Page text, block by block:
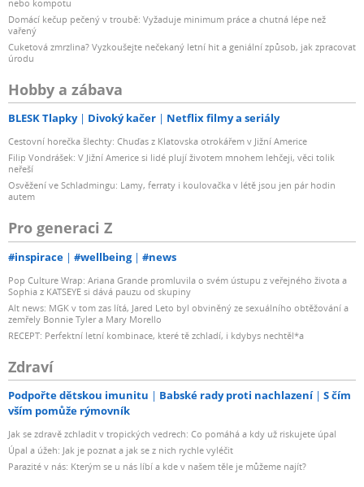
nebo kompotu
Domácí kečup pečený v troubě: Vyžaduje minimum práce a chutná lépe než
vařený
Cuketová zmrzlina? Vyzkoušejte nečekaný letní hit a geniální způsob, jak zpracovat
úrodu
Hobby a zábava
BLESK Tlapky Divoký kačer Netflix filmy a seriály
Cestovní horečka šlechty: Chuďas z Klatovska otrokářem v Jižní Americe
Filip Vondrášek: V Jižní Americe si lidé plují životem mnohem lehčeji, věci tolik
neřeší
Osvěžení ve Schladmingu: Lamy, ferraty i koulovačka v létě jsou jen pár hodin
autem
Pro generaci Z
#inspirace #wellbeing #news
Pop Culture Wrap: Ariana Grande promluvila o svém ústupu z veřejného života a
Sophia z KATSEYE si dává pauzu od skupiny
Alt news: MGK v tom zas lítá, Jared Leto byl obviněný ze sexuálního obtěžování a
zemřely Bonnie Tyler a Mary Morello
RECEPT: Perfektní letní kombinace, které tě zchladí, i kdybys nechtěl*a
Zdraví
Podpořte dětskou imunitu Babské rady proti nachlazení
S čím
vším pomůže rýmovník
Jak se zdravě zchladit v tropických vedrech: Co pomáhá a kdy už riskujete úpal
Úpal a úžeh: Jak je poznat a jak se z nich rychle vyléčit
Parazité v nás: Kterým se u nás líbí a kde v našem těle je můžeme najít?